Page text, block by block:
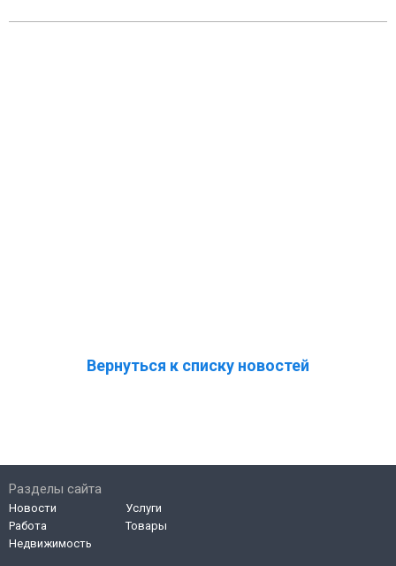
Вернуться к списку новостей
Разделы сайта
Новости
Работа
Недвижимость
Услуги
Товары